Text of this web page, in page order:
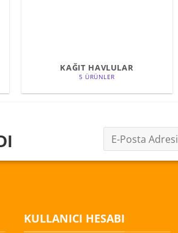
KAĞIT HAVLULAR
5 ÜRÜNLER
KULLANICI HESABI